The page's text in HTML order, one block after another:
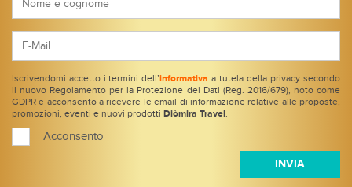
Iscrivendomi accetto i termini dell’ informativa a tutela della privacy secondo
il nuovo Regolamento per la Protezione dei Dati (Reg. 2016/679), noto come
GDPR e acconsento a ricevere le email di informazione relative alle proposte,
promozioni, eventi e nuovi prodotti Diòmira Travel .
Acconsento